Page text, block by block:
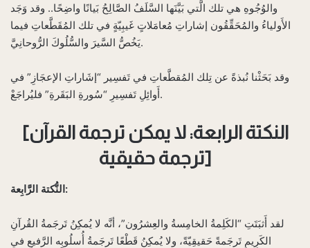
والوُجُوهِ هي تلك الَّتي بَيَّنَها السَّلَفُ الصَّالِحُ بَيانًا واضِحًا.. وقد وَجَد
الأَولياءُ والمُحَقِّقُون إشاراتِ مُعامَلاتٍ غَيبِيّةٍ في تلك المُقَطَّعاتِ فيما
يَخُصُّ السَّيرَ والسُّلُوكَ الرُّوحانِيَّ.
وقد بَحَثْنا نُبذةً عن تِلك المُقطَّعاتِ في تَفسِير “إشَاراتِ الإعجَازِ” في
أَوائِلِ تَفسِيرِ “سُورةِ البَقَرةِ” فليُراجَعْ.
[النكتة الرابعة: لا يمكن ترجمة القرآن
ترجمة حقيقية]
النُّكتة الرَّابِعة:
لقد أَثبَتَتِ “الكَلِمةُ الخامِسةُ والعِشرُون”، أنَّه لا يُمكِنُ تَرجَمةُ القُرآنِ
الكَرِيمِ تَرجَمةً حَقيقِيّةً، ولا يُمكِنُ قَطْعًا تَرجَمةُ أُسلُوبِه الرَّفيعِ في